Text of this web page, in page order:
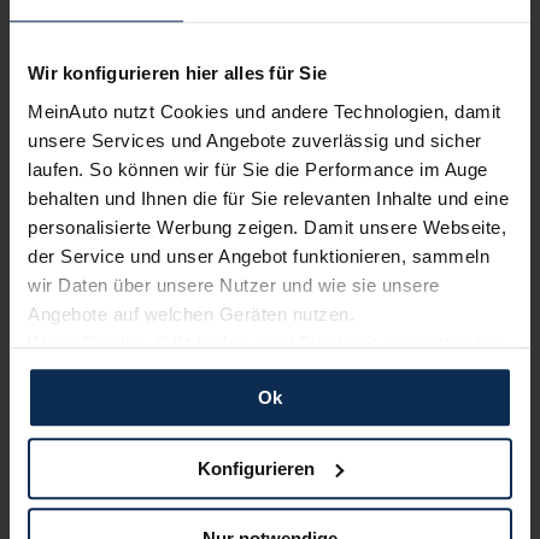
Wir konfigurieren hier alles für Sie
MeinAuto nutzt Cookies und andere Technologien, damit
unsere Services und Angebote zuverlässig und sicher
laufen. So können wir für Sie die Performance im Auge
behalten und Ihnen die für Sie relevanten Inhalte und eine
personalisierte Werbung zeigen. Damit unsere Webseite,
der Service und unser Angebot funktionieren, sammeln
wir Daten über unsere Nutzer und wie sie unsere
Angebote auf welchen Geräten nutzen.
Wenn Sie das „OK“ finden, sind Sie damit einverstanden
und erlauben uns Cookies für unseren Service zu
verwenden und diese Daten an Dritte weiterzugeben,
etwa an unsere Marketingpartner. Falls Sie dem nicht
zustimmen möchten, beschränken wir uns auf die
dann nicht auf Sie zuschneiden und Sie somit nicht
Ok
Konfigurieren
KI-generiert
Dacia Sandero: Ab 2027 als elektrischer
Supermini geplant
Dacia hat die vierte Generation des Sandero angekündigt. Der
Kleinwagen soll als robuster, erhöhter Supermini mit reinem